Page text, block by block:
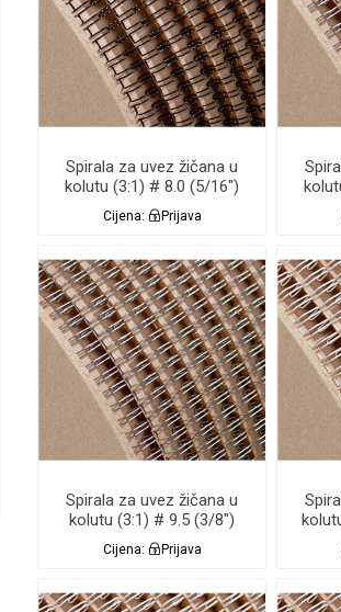
Spirala za uvez žičana u
kolutu (3:1) # 8.0 (5/16")
CRNA 64.000 Renz
Cijena: Prijava
Spirala za uvez žičana u
kolutu (3:1) # 9.5 (3/8")
SREBRNA NC 46.000
Renz
Cijena: Prijava